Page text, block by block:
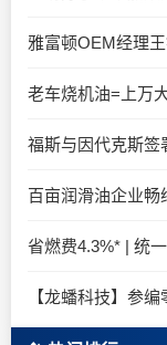
老车烧机油=上万
福斯与因代克斯签
百亩润滑油企业畅
省燃费4.3%* | 统